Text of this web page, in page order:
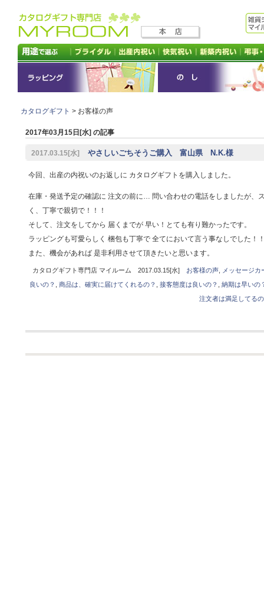
カタログギフト > お客様の声
2017年03月15日[水] の記事
2017.03.15[水] やさしいごちそうご購入 富山県 N.K.様
今回、出産の内祝いのお返しに カタログギフトを購入しました。
在庫・発送予定の確認に 注文の前に… 問い合わせの電話をしましたが、
く、丁寧で親切で！！！
そして、注文をしてから 届くまでが 早い！とても有り難かったです。
ラッピングも可愛らしく 梱包も丁寧で 全てにおいて言う事なしでした！
また、機会があれば 是非利用させて頂きたいと思います。
カタログギフト専門店 マイルーム 2017.03.15[水] お客様の声,
メッセージ
良いの？
商品は、確実に届けてくれるの？ 接客態度は良いの？
納期は早いの
注文者は満足してる